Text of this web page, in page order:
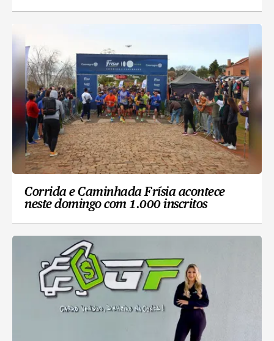
Corrida e Caminhada Frísia acontece
neste domingo com 1.000 inscritos